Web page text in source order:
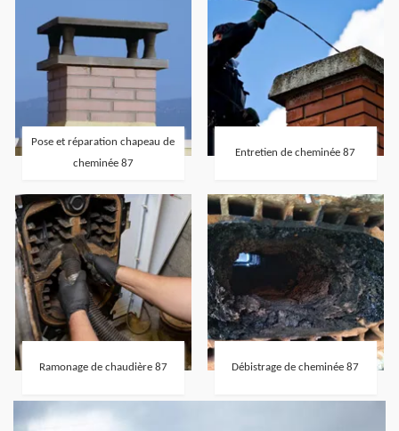
Pose et réparation chapeau de
cheminée 87
Entretien de cheminée 87
Ramonage de chaudière 87 Débistrage de cheminée 87